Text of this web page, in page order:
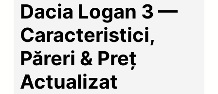
Dacia Logan 3 —
Caracteristici,
Păreri & Preț
Actualizat